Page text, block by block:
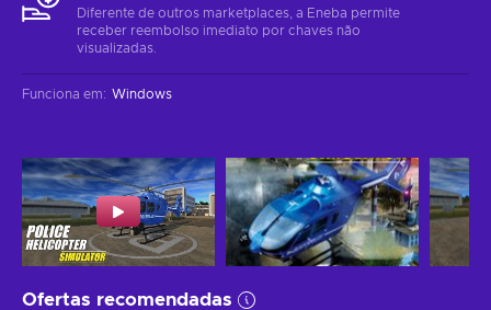
Diferente de outros marketplaces, a Eneba permite
receber reembolso imediato por chaves não
visualizadas.
Funciona em: Windows
Ofertas recomendadas